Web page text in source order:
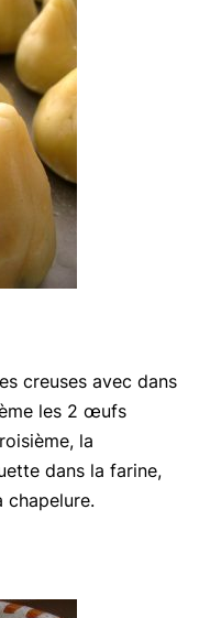
creuses avec dans
les 2 œufs
la
dans la farine,
chapelure.